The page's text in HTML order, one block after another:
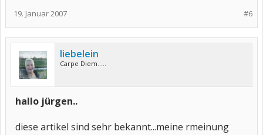
#6
19. Januar 2007
liebelein
Carpe Diem.....
hallo jürgen..
diese artikel sind sehr bekannt...meine rmeinung